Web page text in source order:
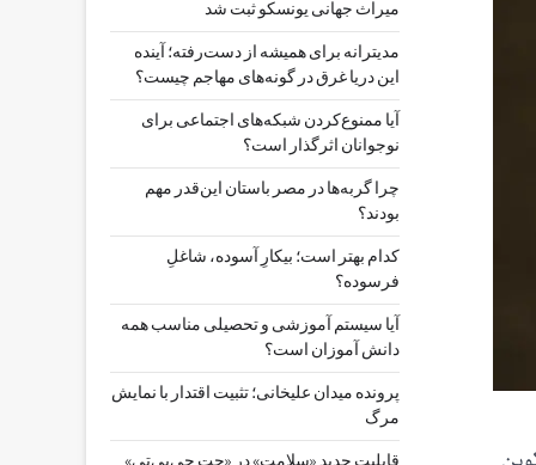
میراث جهانی یونسکو ثبت شد
مدیترانه برای همیشه از دست‌رفته؛ آینده
این دریا غرق در گونه‌های مهاجم چیست؟
آیا ممنوع‌کردن شبکه‌های اجتماعی برای
نوجوانان اثرگذار است؟
چرا گربه‌ها در مصر باستان این‌قدر مهم
بودند؟
کدام بهتر است؛ بیکارِ آسوده، شاغلِ
فرسوده؟
آیا سیستم آموزشی و تحصیلی مناسب همه
دانش آموزان است؟
پرونده میدان علیخانی؛ تثبیت اقتدار با نمایش
مرگ
قابلیت جدید «سلامت» در «چت ‌جی‌پی‌تی»